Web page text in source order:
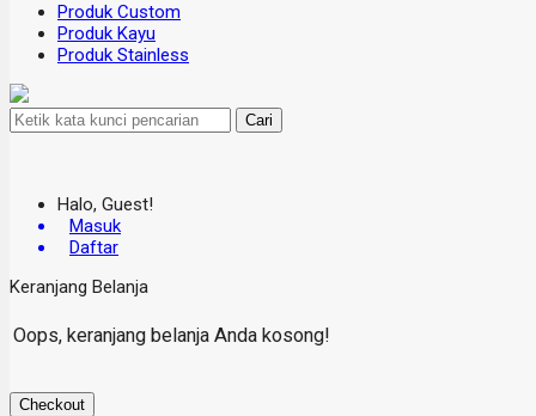
Produk Custom
Produk Kayu
Produk Stainless
Cari
Halo, Guest!
Masuk
Daftar
Keranjang Belanja
Oops, keranjang belanja Anda kosong!
Checkout